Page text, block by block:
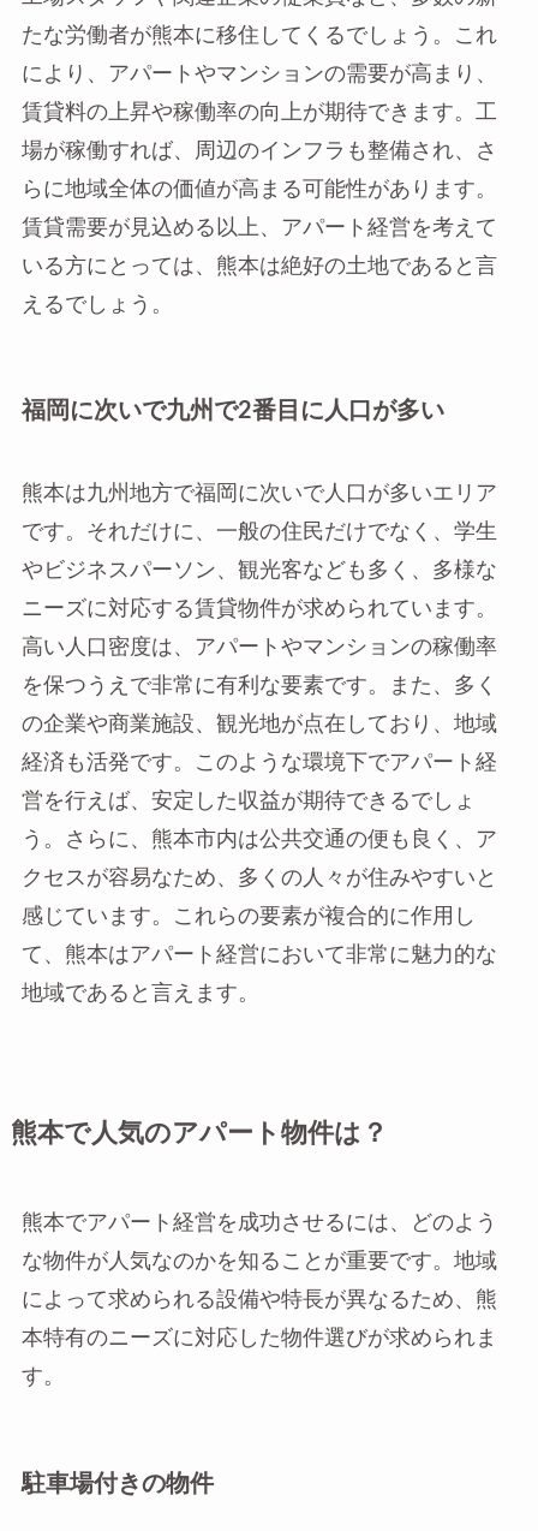
たな労働者が熊本に移住してくるでしょう。これ
により、アパートやマンションの需要が高まり、
賃貸料の上昇や稼働率の向上が期待できます。工
場が稼働すれば、周辺のインフラも整備され、さ
らに地域全体の価値が高まる可能性があります。
賃貸需要が見込める以上、アパート経営を考えて
いる方にとっては、熊本は絶好の土地であると言
えるでしょう。
福岡に次いで九州で2番目に人口が多い
熊本は九州地方で福岡に次いで人口が多いエリア
です。それだけに、一般の住民だけでなく、学生
やビジネスパーソン、観光客なども多く、多様な
ニーズに対応する賃貸物件が求められています。
高い人口密度は、アパートやマンションの稼働率
を保つうえで非常に有利な要素です。また、多く
の企業や商業施設、観光地が点在しており、地域
経済も活発です。このような環境下でアパート経
営を行えば、安定した収益が期待できるでしょ
う。さらに、熊本市内は公共交通の便も良く、ア
クセスが容易なため、多くの人々が住みやすいと
感じています。これらの要素が複合的に作用し
て、熊本はアパート経営において非常に魅力的な
地域であると言えます。
熊本で人気のアパート物件は？
熊本でアパート経営を成功させるには、どのよう
な物件が人気なのかを知ることが重要です。地域
によって求められる設備や特長が異なるため、熊
本特有のニーズに対応した物件選びが求められま
す。
駐車場付きの物件